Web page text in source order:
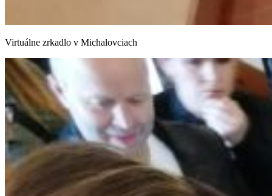
Virtuálne zrkadlo v Michalovciach